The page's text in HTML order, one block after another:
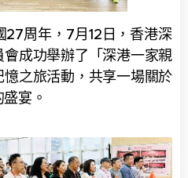
周年，7月12日，香港深
成功舉辦了「深港一家親
之旅活動，共享一場關於
宴。